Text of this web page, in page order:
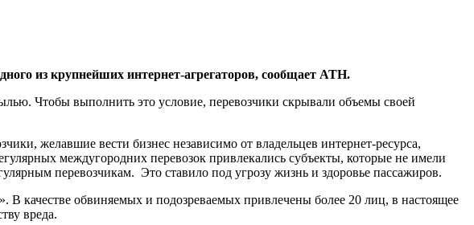
из крупнейших интернет-агрегаторов, сообщает АТН.
Чтобы выполнить это условие, перевозчики скрывали объемы своей
желавшие вести бизнес независимо от владельцев интернет-ресурса,
междугородних перевозок привлекались субъекты, которые не имели
перевозчикам. Это ставило под угрозу жизнь и здоровье пассажиров.
качестве обвиняемых и подозреваемых привлечены более 20 лиц, в настоящее
вреда.